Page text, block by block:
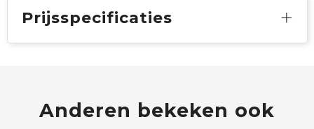
Prijsspecificaties
Anderen bekeken ook